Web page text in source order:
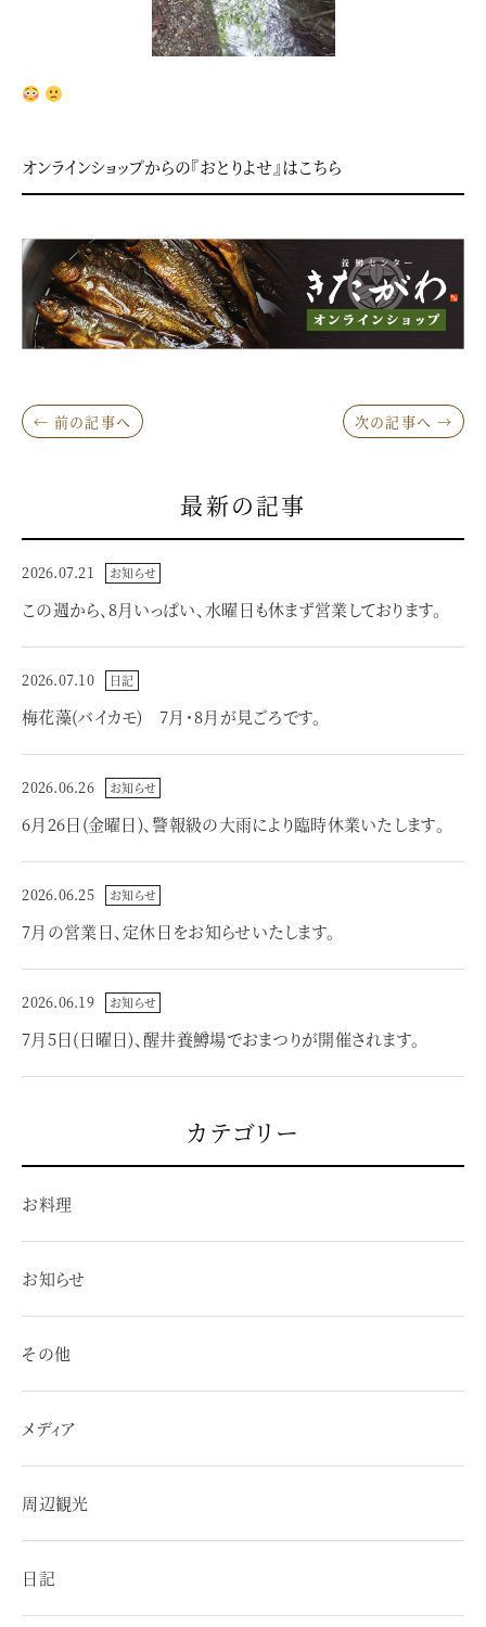
オンラインショップからの『おとりよせ』はこちら
← 前の記事へ 次の記事へ →
最新の記事
2026.07.21 お知らせ
この週から、8月いっぱい、水曜日も休まず営業しております。
2026.07.10 日記
梅花藻(バイカモ) 7月・8月が見ごろです。
2026.06.26 お知らせ
6月26日(金曜日)、警報級の大雨により臨時休業いたします。
2026.06.25 お知らせ
7月の営業日、定休日をお知らせいたします。
2026.06.19 お知らせ
7月5日(日曜日)、醒井養鱒場でおまつりが開催されます。
カテゴリー
お料理
お知らせ
その他
メディア
周辺観光
日記